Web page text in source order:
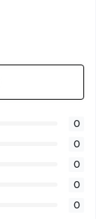
0
0
0
0
0